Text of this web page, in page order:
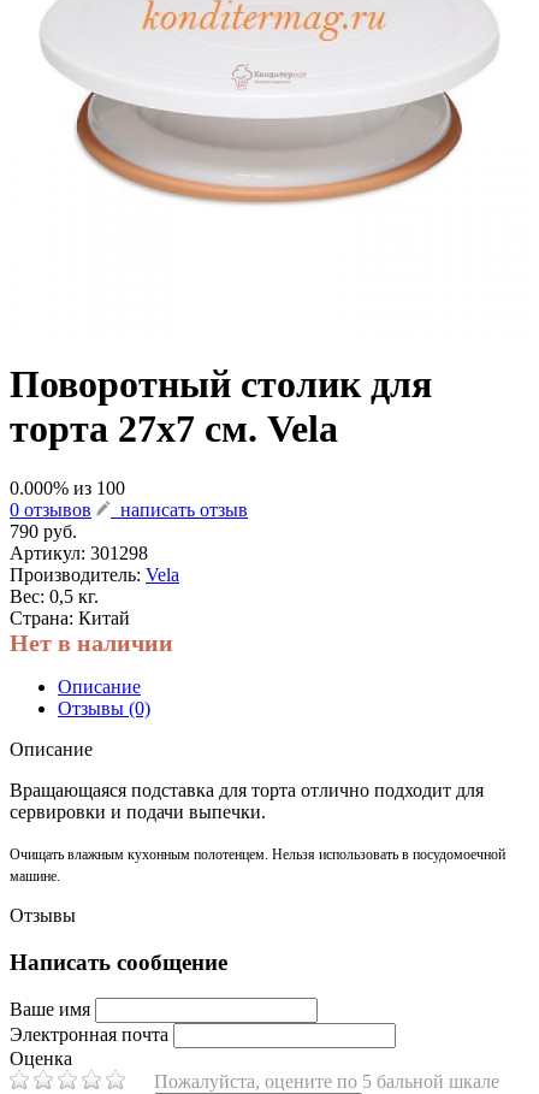
Поворотный столик для
торта 27х7 см. Vela
0.000% из 100
0 отзывов
написать отзыв
790 руб.
Артикул: 301298
Производитель: Vela
Вес: 0,5 кг.
Страна: Китай
Нет в наличии
Описание
Отзывы (0)
Описание
Вращающаяся подставка для торта отлично подходит для
сервировки и подачи выпечки.
Очищать влажным кухонным полотенцем. Нельзя использовать в посудомоечной
машине.
Отзывы
Написать сообщение
Ваше имя
Электронная почта
Оценка
Пожалуйста, оцените по 5 бальной шкале